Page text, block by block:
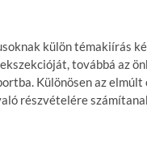
külön témakiírás
továbbá az
Különösen az
részvételére